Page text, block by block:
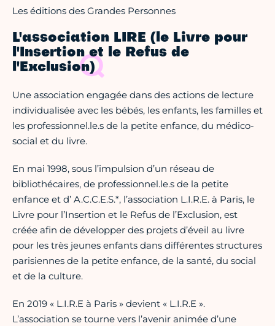
Les éditions des Grandes Personnes
L'association LIRE (le Livre pour
l'Insertion et le Refus de
l'Exclusion)
Une association engagée dans des actions de lecture
individualisée avec les bébés, les enfants, les familles et
les professionnel.le.s de la petite enfance, du médico-
social et du livre.
En mai 1998, sous l’impulsion d’un réseau de
bibliothécaires, de professionnel.le.s de la petite
enfance et d’ A.C.C.E.S.*, l’association L.I.R.E. à Paris, le
Livre pour l’Insertion et le Refus de l’Exclusion, est
créée afin de développer des projets d’éveil au livre
pour les très jeunes enfants dans différentes structures
parisiennes de la petite enfance, de la santé, du social
et de la culture.
En 2019 « L.I.R.E à Paris » devient « L.I.R.E ».
L’association se tourne vers l’avenir animée d’une